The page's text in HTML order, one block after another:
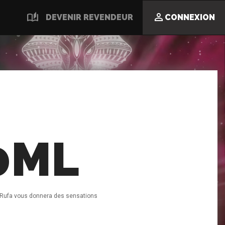
auto_stories DEVENIR REVENDEUR  CONNEXION
vous donnera des sensations